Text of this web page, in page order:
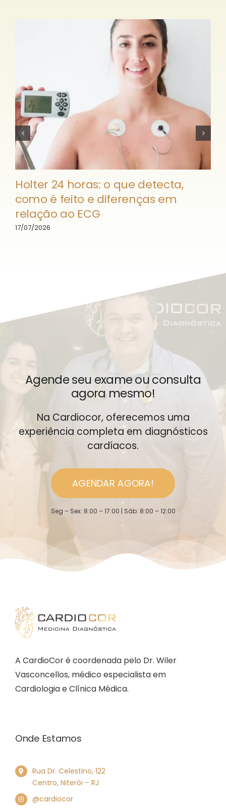
Holter 24 horas: o que detecta,
como é feito e diferenças em
relação ao ECG
17/07/2026
Agende seu exame ou consulta
agora mesmo!
Na Cardiocor, oferecemos uma
experiência completa em diagnósticos
cardíacos.
AGENDAR AGORA!
Seg – Sex: 8:00 – 17:00 | Sáb: 8:00 – 12:00
A CardioCor é coordenada pelo Dr. Wiler
Vasconcellos, médico especialista em
Cardiologia e Clínica Médica.
Onde Estamos
Rua Dr. Celestino, 122
Centro, Niterói – RJ
@cardiocor